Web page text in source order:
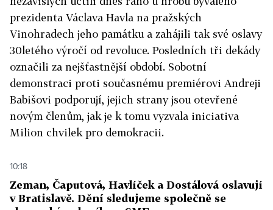
prezidenta Václava Havla na pražských
Vinohradech jeho památku a zahájili tak své oslavy
30letého výročí od revoluce. Posledních tři dekády
označili za nejšťastnější období. Sobotní
demonstraci proti současnému premiérovi Andreji
Babišovi podporují, jejich strany jsou otevřené
novým členům, jak je k tomu vyzvala iniciativa
Milion chvilek pro demokracii.
10:18
Zeman, Čaputová, Havlíček a Dostálová oslavují
v Bratislavě. Dění sledujeme společně se